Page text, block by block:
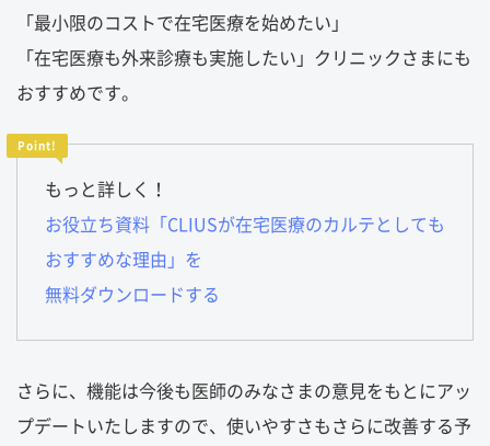
「最小限のコストで在宅医療を始めたい」
「在宅医療も外来診療も実施したい」クリニックさまにも
おすすめです。
もっと詳しく！
お役立ち資料「CLIUSが在宅医療のカルテとしても
おすすめな理由」を
無料ダウンロードする
さらに、機能は今後も医師のみなさまの意見をもとにアッ
プデートいたしますので、使いやすさもさらに改善する予